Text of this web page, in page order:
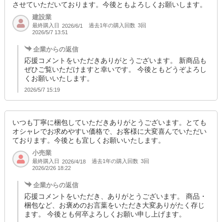
させていただいております。今後ともよろしくお願いします。
建設業
最終購入日 2026/6/1 過去1年の購入回数 3回
2026/5/7 13:51
企業からの返信
応援コメントをいただきありがとうございます。 新商品も
ぜひご覧いただけますと幸いです。 今後ともどうぞよろし
くお願いいたします。
2026/5/7 15:19
いつも丁寧に梱包していただきありがとうございます。とても
オシャレでお求めやすい価格で、お客様に大変喜んでいただい
ております。今後とも宜しくお願いいたします。
小売業
最終購入日 2026/4/18 過去1年の購入回数 3回
2026/2/26 18:22
企業からの返信
応援コメントをいただき、ありがとうございます。 商品・
梱包など、お褒めのお言葉をいただき大変ありがたく存じ
ます。 今後とも何卒よろしくお願い申し上げます。